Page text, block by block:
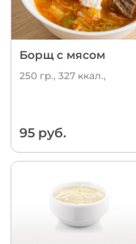
Борщ с мясом
250 гр., 327 ккал.,
95 руб.